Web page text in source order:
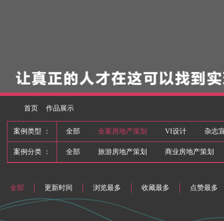
首页 作品展示
案例类型 ： 全部 全案房地产策划 VI设计 杂志
案例分类 ： 全部 旅游房地产策划 商业房地产策划
全部 更新时间 浏览最多 收藏最多 点赞最多